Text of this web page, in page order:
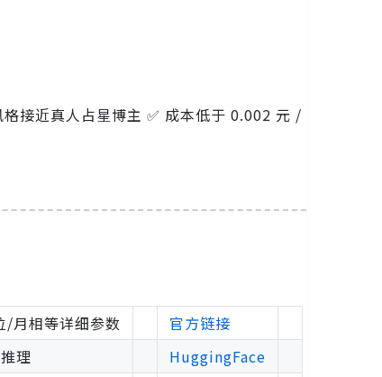
格接近真人占星博主 ✅ 成本低于 0.002 元 /
/月相等详细参数
官方链接
理
HuggingFace